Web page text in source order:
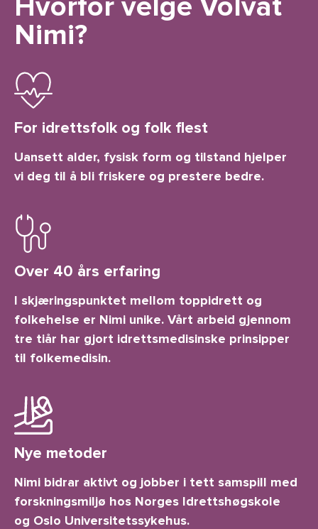
Nimi?
For idrettsfolk og folk flest
Uansett alder, fysisk form og tilstand hjelper
vi deg til å bli friskere og prestere bedre.
Over 40 års erfaring
I skjæringspunktet mellom toppidrett og
folkehelse er Nimi unike. Vårt arbeid gjennom
tre tiår har gjort idrettsmedisinske prinsipper
til folkemedisin.
Nye metoder
Nimi bidrar aktivt og jobber i tett samspill med
forskningsmiljø hos Norges Idrettshøgskole
og Oslo Universitetssykehus.